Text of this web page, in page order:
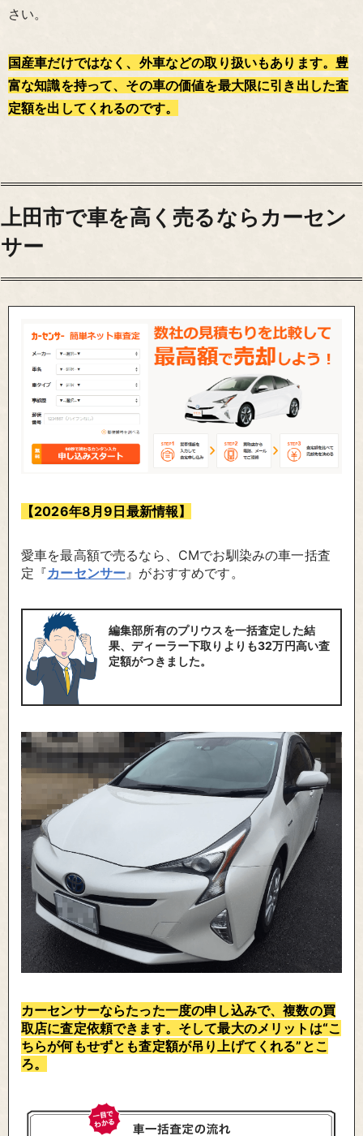
さい。
国産車だけではなく、外車などの取り扱いもあります。豊
富な知識を持って、その車の価値を最大限に引き出した査
定額を出してくれるのです。
上田市で車を高く売るならカーセン
サー
【2026年8月9日最新情報】
愛車を最高額で売るなら、CMでお馴染みの車一括査
定『カーセンサー 』がおすすめです。
編集部所有のプリウスを一括査定した結
果、ディーラー下取りよりも32万円高い査
定額がつきました。
カーセンサーならたった一度の申し込みで、複数の買
取店に査定依頼できます。そして最大のメリットは“こ
ちらが何もせずとも査定額が吊り上げてくれる”とこ
ろ。